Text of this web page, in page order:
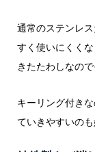
通常のステンレ
すく使いにくく
きたたわしなの
キーリング付き
ていきやすいのも